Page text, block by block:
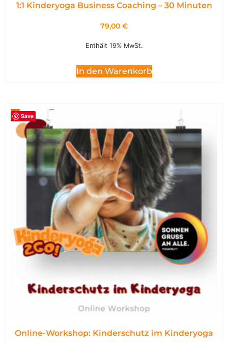
1:1 Kinderyoga Business Coaching – 30 Minuten
79,00 €
Enthält 19% MwSt.
In den Warenkorb
Save
Online-Workshop: Kinderschutz im Kinderyoga